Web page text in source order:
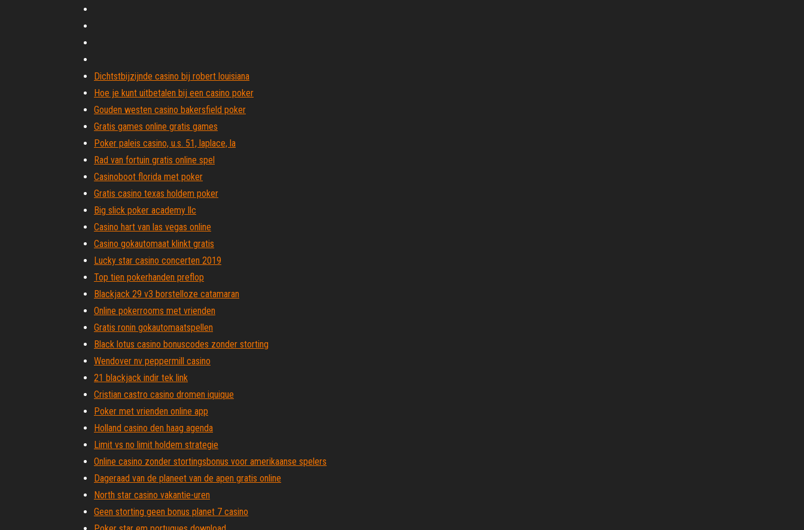
Dichtstbijzijnde casino bij robert louisiana
Hoe je kunt uitbetalen bij een casino poker
Gouden westen casino bakersfield poker
Gratis games online gratis games
Poker paleis casino, u.s. 51, laplace, la
Rad van fortuin gratis online spel
Casinoboot florida met poker
Gratis casino texas holdem poker
Big slick poker academy llc
Casino hart van las vegas online
Casino gokautomaat klinkt gratis
Lucky star casino concerten 2019
Top tien pokerhanden preflop
Blackjack 29 v3 borstelloze catamaran
Online pokerrooms met vrienden
Gratis ronin gokautomaatspellen
Black lotus casino bonuscodes zonder storting
Wendover nv peppermill casino
21 blackjack indir tek link
Cristian castro casino dromen iquique
Poker met vrienden online app
Holland casino den haag agenda
Limit vs no limit holdem strategie
Online casino zonder stortingsbonus voor amerikaanse spelers
Dageraad van de planeet van de apen gratis online
North star casino vakantie-uren
Geen storting geen bonus planet 7 casino